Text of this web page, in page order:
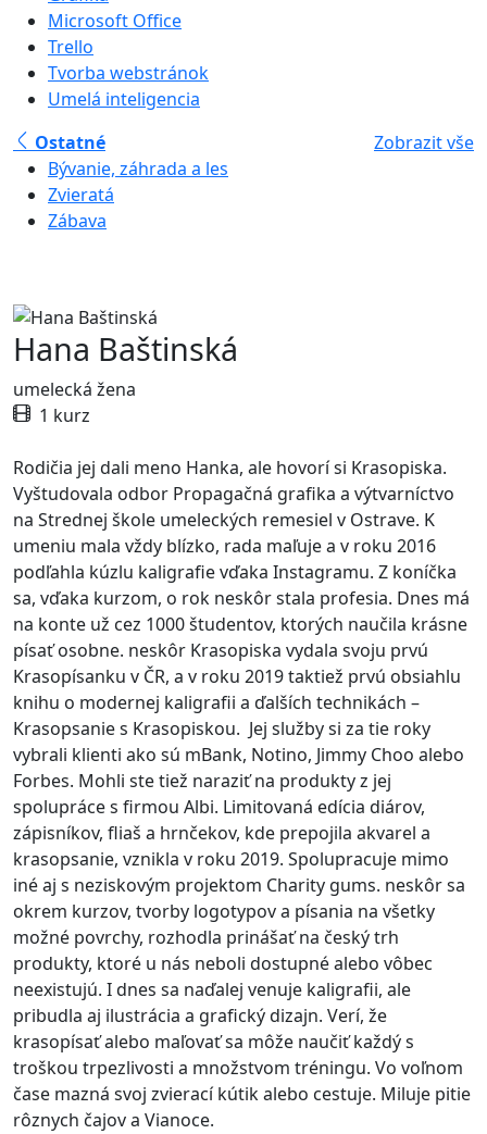
Microsoft Office
Trello
Tvorba webstránok
Umelá inteligencia
Ostatné
Zobrazit vše
Bývanie, záhrada a les
Zvieratá
Zábava
Hana Baštinská
umelecká žena
1 kurz
Rodičia jej dali meno Hanka, ale hovorí si Krasopiska.
Vyštudovala odbor Propagačná grafika a výtvarníctvo
na Strednej škole umeleckých remesiel v Ostrave. K
umeniu mala vždy blízko, rada maľuje a v roku 2016
podľahla kúzlu kaligrafie vďaka Instagramu. Z koníčka
sa, vďaka kurzom, o rok neskôr stala profesia. Dnes má
na konte už cez 1000 študentov, ktorých naučila krásne
písať osobne. neskôr Krasopiska vydala svoju prvú
Krasopísanku v ČR, a v roku 2019 taktiež prvú obsiahlu
knihu o modernej kaligrafii a ďalších technikách –
Krasopsanie s Krasopiskou. Jej služby si za tie roky
vybrali klienti ako sú mBank, Notino, Jimmy Choo alebo
Forbes. Mohli ste tiež naraziť na produkty z jej
spolupráce s firmou Albi. Limitovaná edícia diárov,
zápisníkov, fliaš a hrnčekov, kde prepojila akvarel a
krasopsanie, vznikla v roku 2019. Spolupracuje mimo
iné aj s neziskovým projektom Charity gums. neskôr sa
okrem kurzov, tvorby logotypov a písania na všetky
možné povrchy, rozhodla prinášať na český trh
produkty, ktoré u nás neboli dostupné alebo vôbec
neexistujú. I dnes sa naďalej venuje kaligrafii, ale
pribudla aj ilustrácia a grafický dizajn. Verí, že
krasopísať alebo maľovať sa môže naučiť každý s
troškou trpezlivosti a množstvom tréningu. Vo voľnom
čase mazná svoj zvierací kútik alebo cestuje. Miluje pitie
rôznych čajov a Vianoce.